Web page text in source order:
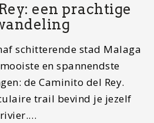
een prachtige
schitterende stad Malaga
en spannendste
de Caminito del Rey.
trail bevind je jezelf